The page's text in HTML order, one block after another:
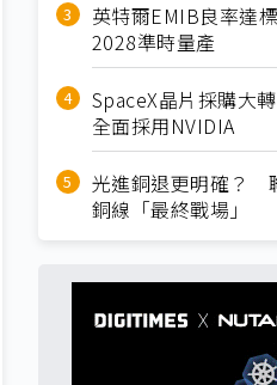
英特爾EMIB良率達
2028準時量產
SpaceX晶片採購大
全面採用NVIDIA
光進銅退更明確？
銅線「最終戰場」